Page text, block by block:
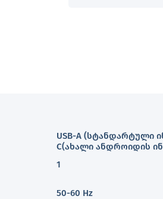
USB-A (სტანდარტული
C(ახალი ანდროიდის
1
50-60 Hz